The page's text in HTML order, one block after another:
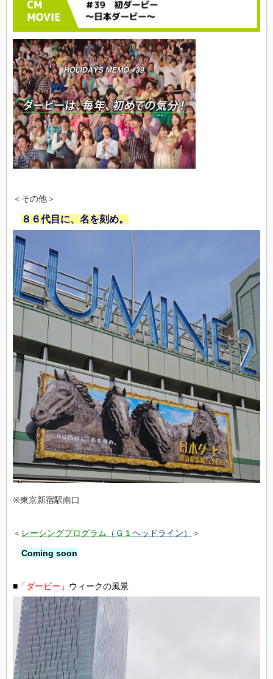
＜その他＞
８６代目に、名を刻め。
※東京新宿駅南口
＜ レーシングプログラム （ Ｇ１ ヘッドライン） ＞
Coming soon
■「 ダービー 」ウィークの風景